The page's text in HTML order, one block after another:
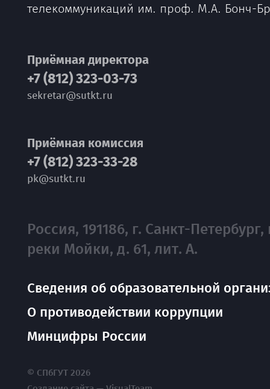
телекоммуникаций им. проф. М.А. Бонч-
Приёмная директора
+7 (812) 323-03-73
sekretar@sutkt.ru
Приёмная комиссия
+7 (812) 323-33-28
pk@sutkt.ru
Россия, 191186, г. Санкт-Петербург,
реки Мойки, д. 61, лит. А.
Сведения об образовательной
О противодействии коррупции
Минцифры России
© СПбГУТ 2026